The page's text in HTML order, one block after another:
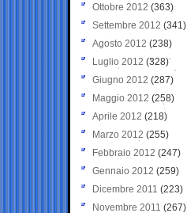
Ottobre 2012 (363)
Settembre 2012 (341)
Agosto 2012 (238)
Luglio 2012 (328)
Giugno 2012 (287)
Maggio 2012 (258)
Aprile 2012 (218)
Marzo 2012 (255)
Febbraio 2012 (247)
Gennaio 2012 (259)
Dicembre 2011 (223)
Novembre 2011 (267)